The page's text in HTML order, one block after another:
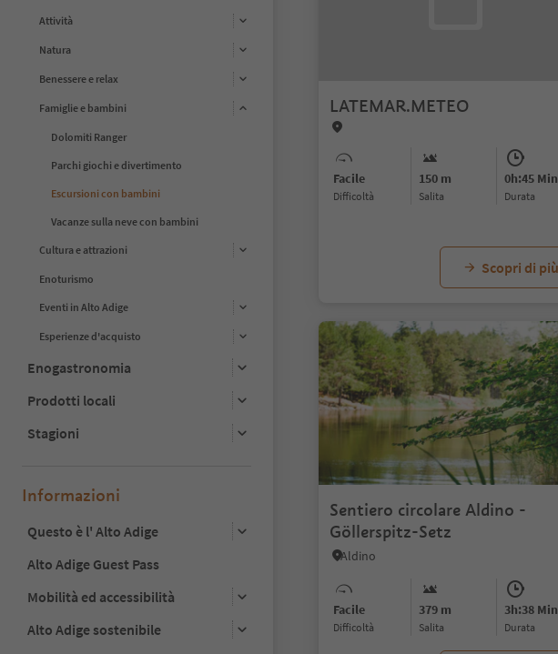
Attività
Natura
Benessere e relax
Famiglie e bambini
Dolomiti Ranger
Parchi giochi e divertimento
Escursioni con bambini
Vacanze sulla neve con bambini
Cultura e attrazioni
Enoturismo
Eventi in Alto Adige
Esperienze d'acquisto
Enogastronomia
Prodotti locali
Stagioni
Informazioni
Questo è l' Alto Adige
Alto Adige Guest Pass
Mobilità ed accessibilità
Alto Adige sostenibile
LATEMAR.METEO
Facile
Difficoltà
150 m
Salita
0h:45 Min
durata
Scopri di più
Sentiero circolare Aldino -
Göllerspitz-Setz
Aldino
Facile
Difficoltà
379 m
Salita
3h:38 Min
durata